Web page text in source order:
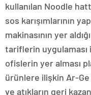
kullanılan Noodle
sos karışımlarının
makinasının yer
tariflerin
ofislerin yer alması
ürünlere ilişkin Ar-Ge
ve atıkların geri